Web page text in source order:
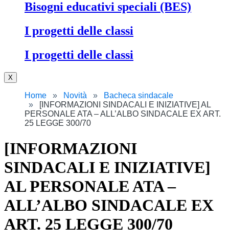
Bisogni educativi speciali (BES)
I progetti delle classi
I progetti delle classi
X
Home Novità
Bacheca sindacale
[INFORMAZIONI SINDACALI E INIZIATIVE] AL
PERSONALE ATA – ALL’ALBO SINDACALE EX ART.
25 LEGGE 300/70
[INFORMAZIONI
SINDACALI E INIZIATIVE]
AL PERSONALE ATA –
ALL’ALBO SINDACALE EX
ART. 25 LEGGE 300/70